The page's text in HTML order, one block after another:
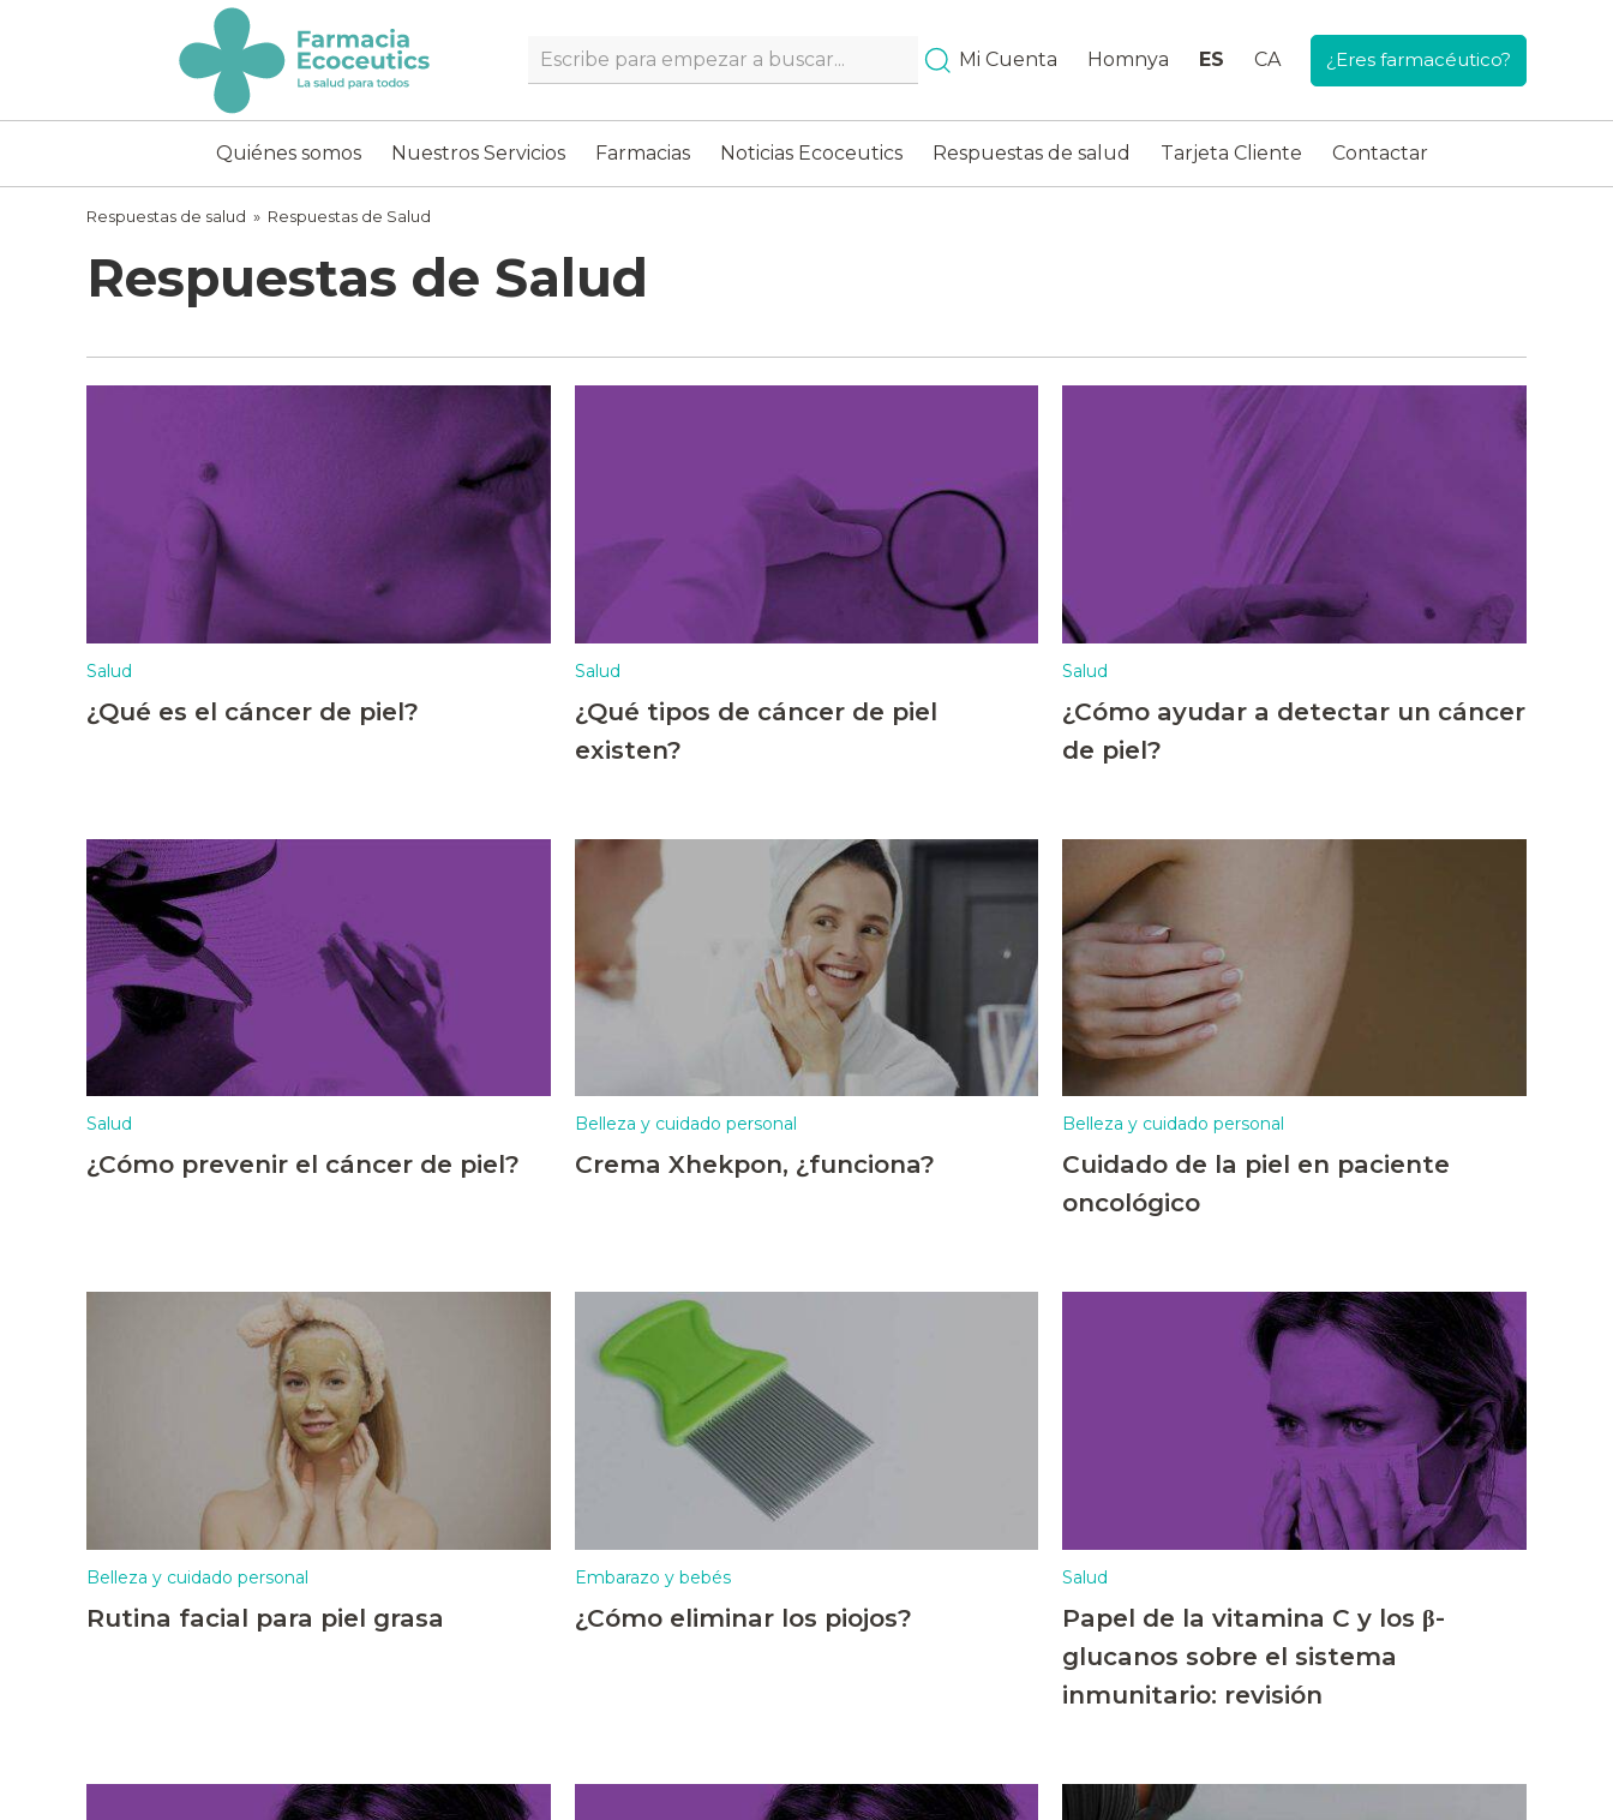
ecoceutics
Search… Mi Cuenta Homnya ¿Eres farmacéutico?
ES CA
Quiénes somos Nuestros Servicios Farmacias Noticias Ecoceutics Respuestas de salud Tarjeta Cliente Contactar
Respuestas de salud » Respuestas de Salud
Respuestas de Salud
Salud
¿Qué es el cáncer de piel?
Salud
¿Qué tipos de cáncer de piel
existen?
Salud
¿Cómo ayudar a detectar un cáncer
de piel?
Salud
¿Cómo prevenir el cáncer de piel?
Belleza y cuidado personal
Crema Xhekpon, ¿funciona?
Belleza y cuidado personal
Cuidado de la piel en paciente
oncológico
Belleza y cuidado personal
Rutina facial para piel grasa
Embarazo y bebés
¿Cómo eliminar los piojos?
Salud
Papel de la vitamina C y los β-
glucanos sobre el sistema
inmunitario: revisión